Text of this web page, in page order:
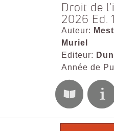
Droit de
2026 Ed.
Auteur:
Muriel
Editeur:
Année de